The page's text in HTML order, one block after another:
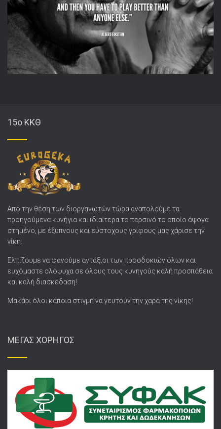
15o ΚΚΘ
Από την θέση των διοργανωτών τώρα αναπολούμε τα
προηγούμενα κυνήγια και ιδιαίτερα το περσινό το οποίο άψογα
στημένο, με έξυπνους και εύστοχους γρίφους μας χάρισε την
νίκη.
Ελπίζουμε να φανούμε αντάξιοι των προσδοκιών όλων και
ευχόμαστε ολόψυχα σε όλους τους κυνηγούς καλή προσπάθεια
και καλή διασκέδαση!
Μακάρι όλοι κάποια στιγμή να γευτούν την χαρά της νίκης!
ΜΕΓΑΣ ΧΟΡΗΓΟΣ